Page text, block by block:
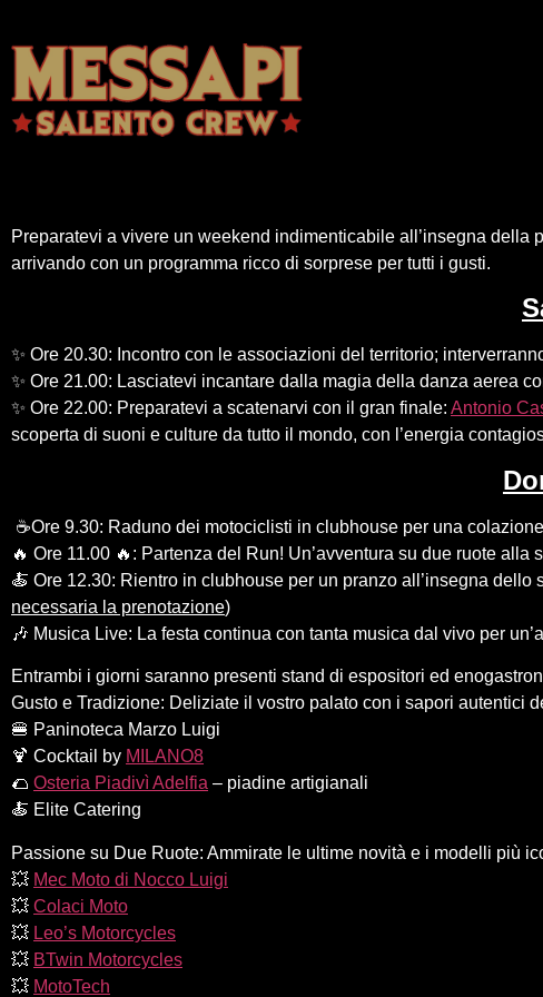
Preparatevi a vivere un weekend indimenticabile all’insegna della
arrivando con un programma ricco di sorprese per tutti i gusti.
✨ Ore 20.30: Incontro con le associazioni del territorio;
✨ Ore 21.00: Lasciatevi incantare dalla magia della danza aerea
✨ Ore 22.00: Preparatevi a scatenarvi con il gran finale: Antonio
scoperta di suoni e culture da tutto il mondo, con l’energia
☕Ore 9.30: Raduno dei motociclisti in clubhouse per una
️🔥 Ore 11.00 🔥: Partenza del Run! Un’avventura su due ruote
️🍝 Ore 12.30: Rientro in clubhouse per un pranzo all’insegna
necessaria la prenotazione)
🎶 Musica Live: La festa continua con tanta musica dal vivo per
Entrambi i giorni saranno presenti stand di espositori ed
Gusto e Tradizione: Deliziate il vostro palato con i sapori autentici
🍔 Paninoteca Marzo Luigi
🍹 Cocktail by MILANO8
🌮 Osteria Piadivì Adelfia – piadine artigianali
🍝 Elite Catering
️Passione su Due Ruote: Ammirate le ultime novità e i modelli più
💥 Mec Moto di Nocco Luigi
💥 Colaci Moto
💥 Leo’s Motorcycles
💥 BTwin Motorcycles
💥 MotoTech